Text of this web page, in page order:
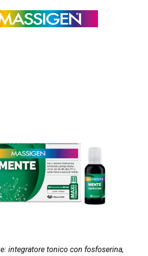
integratore tonico con fosfoserina,